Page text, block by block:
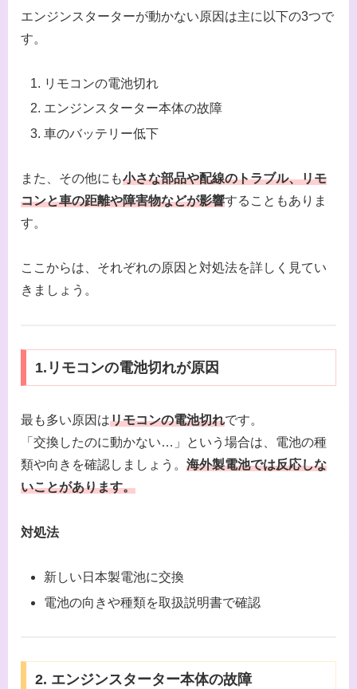
エンジンスターターが動かない原因は主に以下の3つで
す。
リモコンの電池切れ
エンジンスターター本体の故障
車のバッテリー低下
また、その他にも小さな部品や配線のトラブル、リモ
コンと車の距離や障害物などが影響することもありま
す。
ここからは、それぞれの原因と対処法を詳しく見てい
きましょう。
1.リモコンの電池切れが原因
最も多い原因はリモコンの電池切れです。
「交換したのに動かない…」という場合は、電池の種
類や向きを確認しましょう。 海外製電池では反応しな
いことがあります。
対処法
新しい日本製電池に交換
電池の向きや種類を取扱説明書で確認
2. エンジンスターター本体の故障